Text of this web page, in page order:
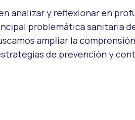
analizar y reflexionar en
problemática sanitaria
ampliar la
de prevención y